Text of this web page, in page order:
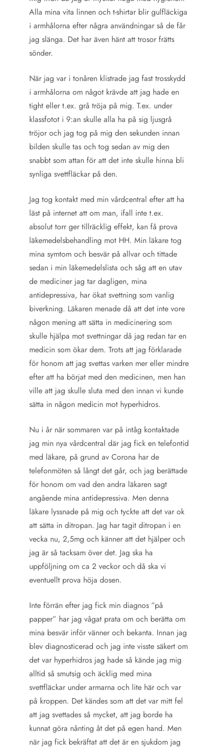
Alla mina vita linnen och t-shirtar blir gulfläckiga
i armhålorna efter några användningar så de får
jag slänga. Det har även hänt att trosor frätts
sönder.
När jag var i tonåren klistrade jag fast trosskydd
i armhålorna om något krävde att jag hade en
tight eller t.ex. grå tröja på mig. T.ex. under
klassfotot i 9:an skulle alla ha på sig ljusgrå
tröjor och jag tog på mig den sekunden innan
bilden skulle tas och tog sedan av mig den
snabbt som attan för att det inte skulle hinna bli
synliga svettfläckar på den.
Jag tog kontakt med min vårdcentral efter att ha
läst på internet att om man, ifall inte t.ex.
absolut torr ger tillräcklig effekt, kan få prova
läkemedelsbehandling mot HH. Min läkare tog
mina symtom och besvär på allvar och tittade
sedan i min läkemedelslista och såg att en utav
de mediciner jag tar dagligen, mina
antidepressiva, har ökat svettning som vanlig
biverkning. Läkaren menade då att det inte vore
någon mening att sätta in medicinering som
skulle hjälpa mot svettningar då jag redan tar en
medicin som ökar dem. Trots att jag förklarade
för honom att jag svettas varken mer eller mindre
efter att ha börjat med den medicinen, men han
ville att jag skulle sluta med den innan vi kunde
sätta in någon medicin mot hyperhidros.
Nu i år när sommaren var på intåg kontaktade
jag min nya vårdcentral där jag fick en telefontid
med läkare, på grund av Corona har de
telefonmöten så långt det går, och jag berättade
för honom om vad den andra läkaren sagt
angående mina antidepressiva. Men denna
läkare lyssnade på mig och tyckte att det var ok
att sätta in ditropan. Jag har tagit ditropan i en
vecka nu, 2,5mg och känner att det hjälper och
jag är så tacksam över det. Jag ska ha
uppföljning om ca 2 veckor och då ska vi
eventuellt prova höja dosen.
Inte förrän efter jag fick min diagnos ”på
papper” har jag vågat prata om och berätta om
mina besvär inför vänner och bekanta. Innan jag
blev diagnosticerad och jag inte visste säkert om
det var hyperhidros jag hade så kände jag mig
alltid så smutsig och äcklig med mina
svettfläckar under armarna och lite här och var
på kroppen. Det kändes som att det var mitt fel
att jag svettades så mycket, att jag borde ha
kunnat göra nånting åt det på egen hand. Men
när jag fick bekräftat att det är en sjukdom jag